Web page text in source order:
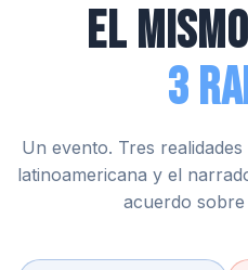
El
3
Un evento. Tres
latinoamericana y el
acuerdo